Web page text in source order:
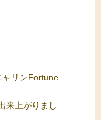
ャリンFortune
来上がりまし